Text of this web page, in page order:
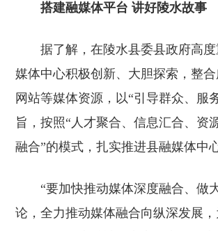
搭建融媒体平台 讲好陵水故事
据了解，在陵水县委县政府高
媒体中心积极创新、大胆探索，整合
网站等媒体资源，以“引导群众、服
旨，按照“人才聚合、信息汇合、资
融合”的模式，扎实推进县融媒体中
“要加快推动媒体深度融合、做
论，全力推动媒体融合向纵深发展